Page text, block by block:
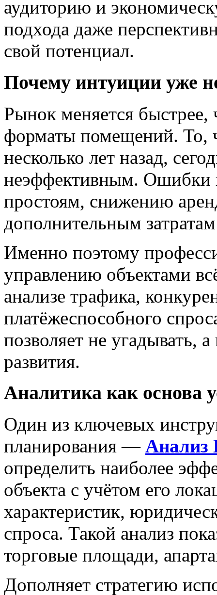
аудиторию и
подхода даже
свой потенциал.
Почему интуиции уже
Рынок меняется быстрее,
форматы помещений. То,
несколько лет назад,
неэффективным. Ошибки
простоям, снижению
дополнительным
Именно поэтому
управлению объектами
анализе трафика,
платёжеспособного
позволяет не угадывать,
развития.
Аналитика как основа
Один из ключевых
планирования — Анализ
определить наиболее
объекта с учётом его
характеристик,
спроса. Такой анализ
торговые площади,
Дополняет стратегию